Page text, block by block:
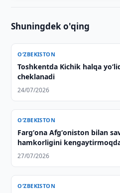
Shuningdek o'qing
O‘ZBEKISTON
Toshkentda Kichik halqa
cheklanadi
24/07/2026
O‘ZBEKISTON
Fargʻona Afgʻoniston bilan
hamkorligini
27/07/2026
O‘ZBEKISTON